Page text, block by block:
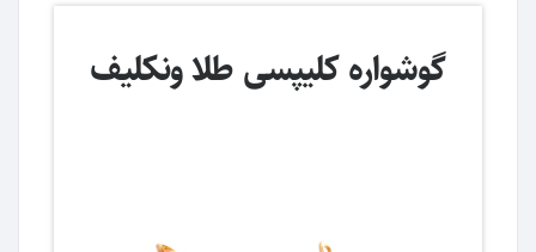
گوشواره کلیپسی طلا ونکلیف